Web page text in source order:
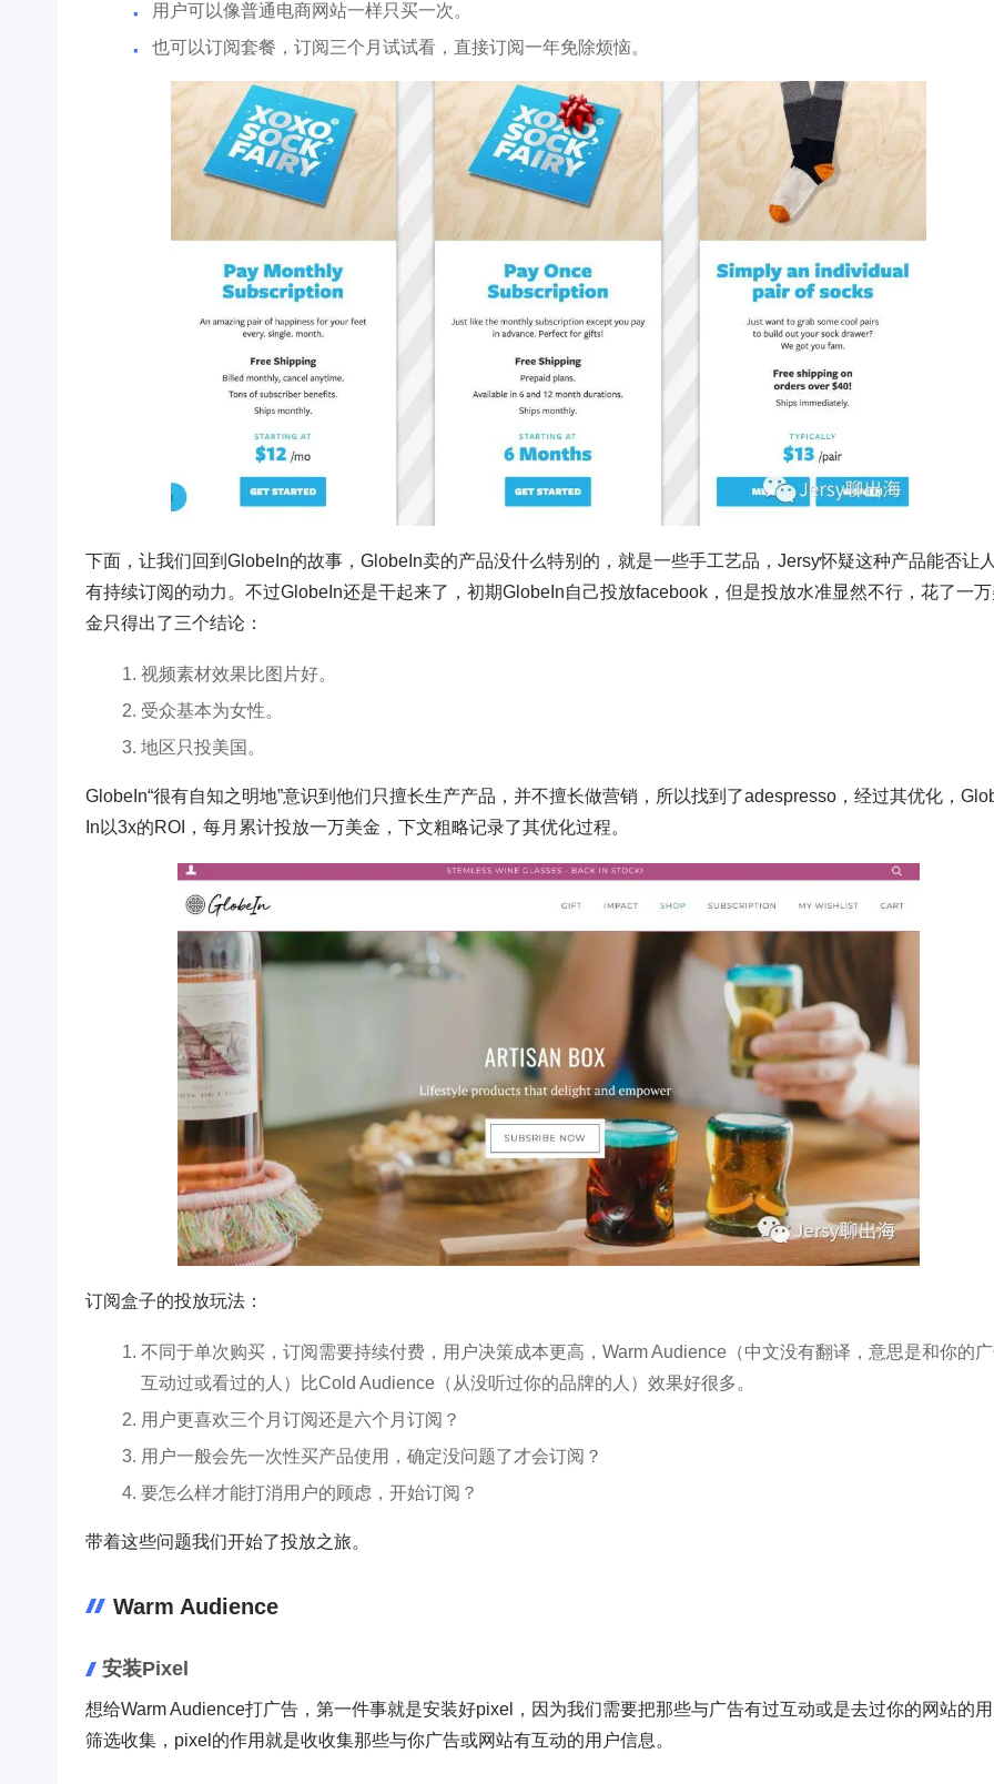
用户可以像普通电商网站一样只买一次。
也可以订阅套餐，订阅三个月试试看，直接订阅一年免除烦恼。
下面，让我们回到GlobeIn的故事，GlobeIn卖的产品没什么特别的，就是一些手工艺品，Jersy怀疑这种产品能否让
有持续订阅的动力。不过GlobeIn还是干起来了，初期GlobeIn自己投放facebook，但是投放水准显然不行，花了一
金只得出了三个结论：
视频素材效果比图片好。
受众基本为女性。
地区只投美国。
GlobeIn“很有自知之明地”意识到他们只擅长生产产品，并不擅长做营销，所以找到了adespresso，经过其优化，
In以3x的ROI，每月累计投放一万美金，下文粗略记录了其优化过程。
订阅盒子的投放玩法：
不同于单次购买，订阅需要持续付费，用户决策成本更高，Warm Audience（中文没有翻译，意思是和你的
互动过或看过的人）比Cold Audience（从没听过你的品牌的人）效果好很多。
用户更喜欢三个月订阅还是六个月订阅？
用户一般会先一次性买产品使用，确定没问题了才会订阅？
要怎么样才能打消用户的顾虑，开始订阅？
带着这些问题我们开始了投放之旅。
Warm Audience
安装Pixel
想给Warm Audience打广告，第一件事就是安装好pixel，因为我们需要把那些与广告有过互动或是去过你的网站的
筛选收集，pixel的作用就是收收集那些与你广告或网站有互动的用户信息。